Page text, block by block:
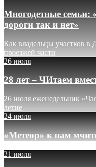
Многодетные семьи:
дороги так и нет»
Как владельцы участков в
проезжей части
26 июля
28 лет – ЧИтаем
26 июля еженедельник
летие
24 июля
«Метеор» к нам
21 июля